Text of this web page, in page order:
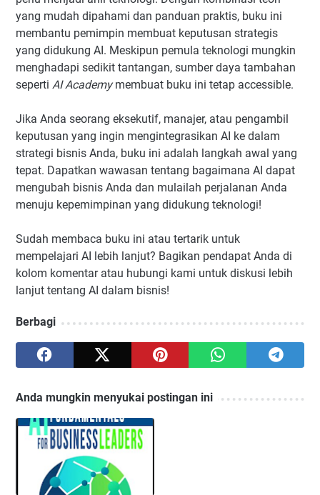
yang mudah dipahami dan panduan praktis, buku ini
membantu pemimpin membuat keputusan strategis
yang didukung AI. Meskipun pemula teknologi mungkin
menghadapi sedikit tantangan, sumber daya tambahan
seperti AI Academymembuat buku ini tetap accessible.
Jika Anda seorang eksekutif, manajer, atau pengambil
keputusan yang ingin mengintegrasikan AI ke dalam
strategi bisnis Anda, buku ini adalah langkah awal yang
tepat. Dapatkan wawasan tentang bagaimana AI dapat
mengubah bisnis Anda dan mulailah perjalanan Anda
menuju kepemimpinan yang didukung teknologi!
Sudah membaca buku ini atau tertarik untuk
mempelajari AI lebih lanjut? Bagikan pendapat Anda di
kolom komentar atau hubungi kami untuk diskusi lebih
lanjut tentang AI dalam bisnis!
Berbagi
Anda mungkin menyukai postingan ini